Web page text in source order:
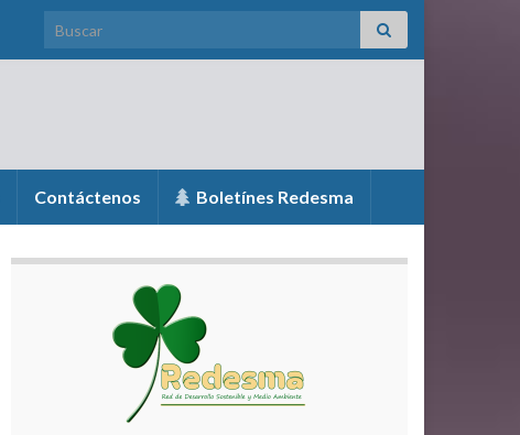
Search for:
Contáctenos Boletínes Redesma